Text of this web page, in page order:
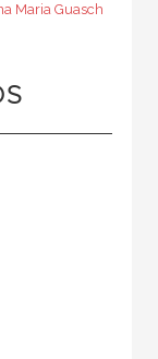
Maria Guasch